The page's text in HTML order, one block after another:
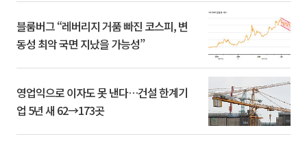
블룸버그 “레버리지 거품 빠진 코스피, 변
동성 최악 국면 지났을 가능성”
영업익으로 이자도 못 낸다…건설 한계기
업 5년 새 62→173곳